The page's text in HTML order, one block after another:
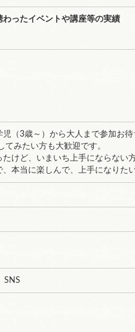
わったイベントや講座等の実績
（3歳～）から大人まで参加お待
てみたい方も大歓迎です。
けど、いまいち上手にならない
本当に楽しんで、上手になりた
SNS